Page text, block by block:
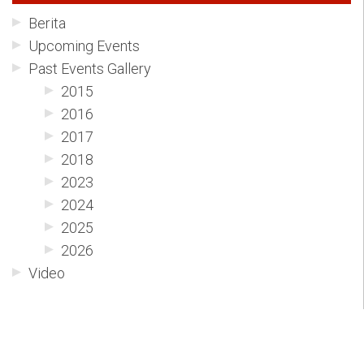
Berita
Upcoming Events
Past Events Gallery
2015
2016
2017
2018
2023
2024
2025
2026
Video